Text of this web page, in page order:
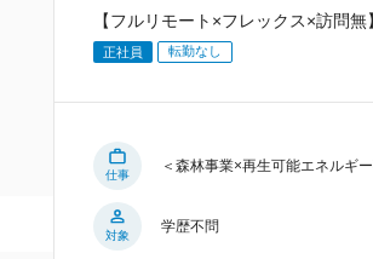
【フルリモート×フレックス×訪問
正社員 転勤なし
仕事
＜森林事業×再生可能エネルギ
対象
学歴不問